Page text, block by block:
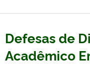
Defesas de
Acadêmico